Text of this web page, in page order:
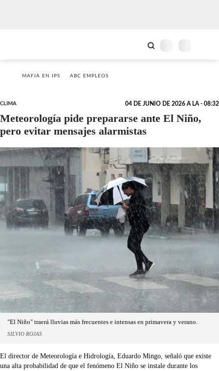
MAFIA EN IPS ABC EMPLEOS
CLIMA 04 DE JUNIO DE 2026 A LA - 08:32
Meteorología pide prepararse ante El Niño,
pero evitar mensajes alarmistas
"El Niño" traerá lluvias más frecuentes e intensas en primavera y verano.
SILVIO ROJAS
El director de Meteorología e Hidrología, Eduardo Mingo, señaló que existe
una alta probabilidad de que el fenómeno El Niño se instale durante los